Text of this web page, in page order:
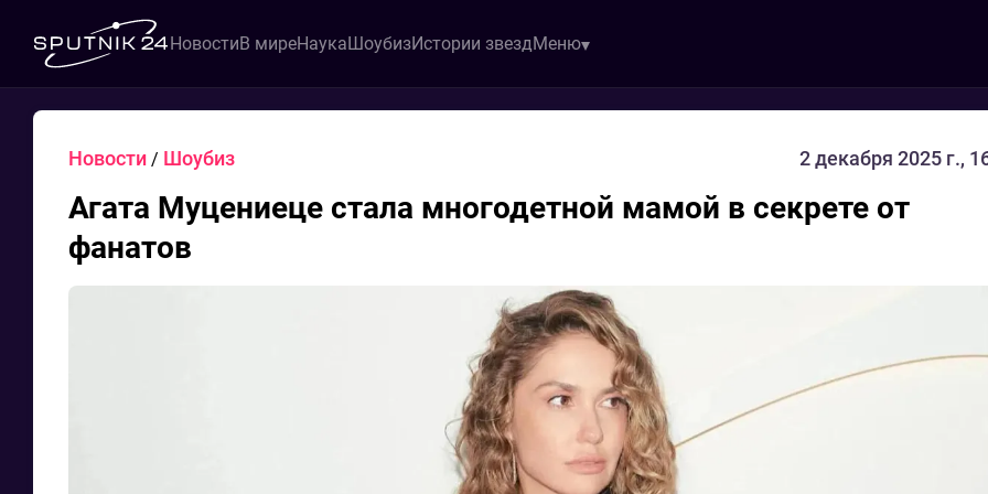
НовостиВ миреНаукаШоубизИстории звездМеню
Новости / Шоубиз 2 декабря 2025 г.,
Агата Муцениеце стала многодетной мамой в секрете от
фанатов